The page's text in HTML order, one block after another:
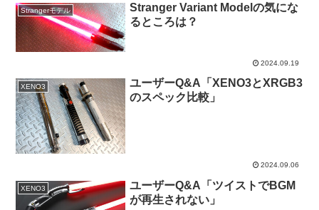
Strangerモデル
Stranger Variant Modelの気にな
るところは？
2024.09.19
XENO3
ユーザーQ&A「XENO3とXRGB3
のスペック比較」
2024.09.06
XENO3
ユーザーQ&A「ツイストでBGM
が再生されない」